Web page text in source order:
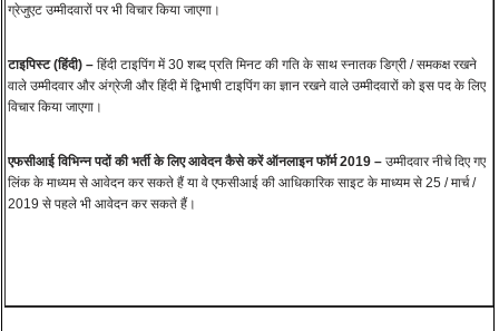
ग्रेजुएट उम्मीदवारों पर भी विचार किया जाएगा।
टाइपिस्ट (हिंदी) – हिंदी टाइपिंग में 30 शब्द प्रति मिनट की गति के साथ स्नातक डिग्री / समकक्ष रखने
वाले उम्मीदवार और अंग्रेजी और हिंदी में द्विभाषी टाइपिंग का ज्ञान रखने वाले उम्मीदवारों को इस पद के लिए
विचार किया जाएगा।
एफसीआई विभिन्न पदों की भर्ती के लिए आवेदन कैसे करें ऑनलाइन फॉर्म 2019 – उम्मीदवार नीचे दिए गए
लिंक के माध्यम से आवेदन कर सकते हैं या वे एफसीआई की आधिकारिक साइट के माध्यम से 25 / मार्च /
2019 से पहले भी आवेदन कर सकते हैं।